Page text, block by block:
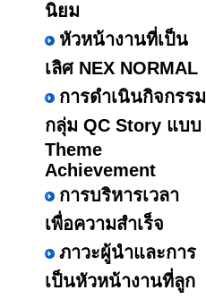
นิยม
หัวหน้างานที่เป็น
เลิศ NEX NORMAL
การดำเนินกิจกรรม
กลุ่ม QC Story แบบ
Theme
Achievement
การบริหารเวลา
เพื่อความสำเร็จ
ภาวะผู้นำและการ
เป็นหัวหน้างานที่ลูก